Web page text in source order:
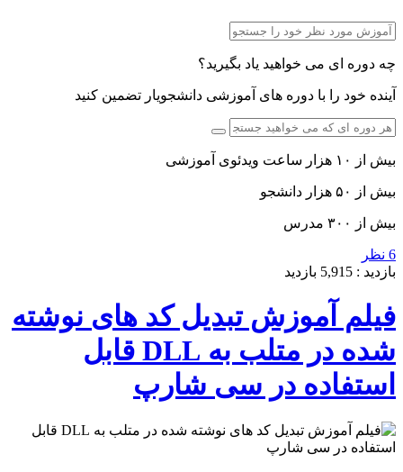
چه دوره ای می خواهید یاد بگیرید؟
آینده خود را با دوره های آموزشی دانشجویار تضمین کنید
بیش از ۱۰ هزار ساعت ویدئوی آموزشی
بیش از ۵۰ هزار دانشجو
بیش از ۳۰۰ مدرس
6 نظر
بازدید : 5,915 بازدید
فیلم آموزش تبدیل کد های نوشته
شده در متلب به DLL قابل
استفاده در سی شارپ